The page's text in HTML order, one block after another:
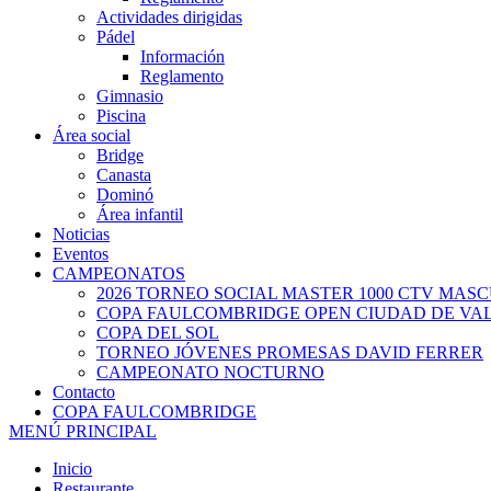
Actividades dirigidas
Pádel
Información
Reglamento
Gimnasio
Piscina
Área social
Bridge
Canasta
Dominó
Área infantil
Noticias
Eventos
CAMPEONATOS
2026 TORNEO SOCIAL MASTER 1000 CTV
COPA FAULCOMBRIDGE OPEN CIUDAD DE
COPA DEL SOL
TORNEO JÓVENES PROMESAS DAVID FERRER
CAMPEONATO NOCTURNO
Contacto
COPA FAULCOMBRIDGE
MENÚ PRINCIPAL
Inicio